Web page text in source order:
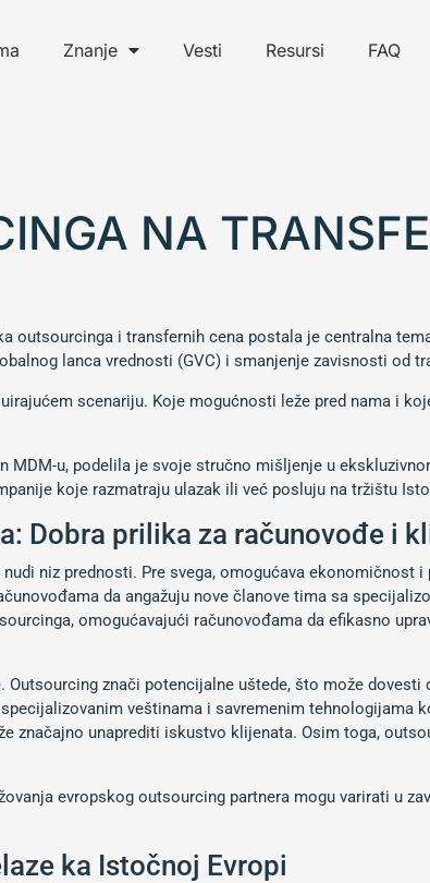
Znanje Vesti Resursi FAQ
NA
outsourcinga i transfernih cena postala je centralna
lanca vrednosti (GVC) i smanjenje zavisnosti od
scenariju. Koje mogućnosti leže pred nama i
MDM-u, podelila je svoje stručno mišljenje u
koje razmatraju ulazak ili već posluju na tržištu
Dobra prilika za računovođe i
niz prednosti. Pre svega, omogućava
da angažuju nove članove tima sa
omogućavajući računovođama da efikasno
znači potencijalne uštede, što može
veštinama i savremenim tehnologijama
značajno unaprediti iskustvo klijenata. Osim toga,
evropskog outsourcing partnera mogu varirati u
ka Istočnoj Evropi